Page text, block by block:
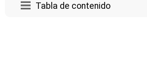
Tabla de contenido